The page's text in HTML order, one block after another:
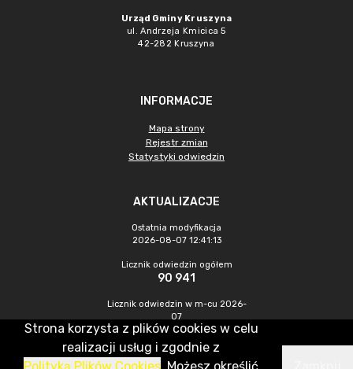
Urząd Gminy Kruszyna
ul. Andrzeja Kmicica 5
42-282 Kruszyna
INFORMACJE
Mapa strony
Rejestr zmian
Statystyki odwiedzin
AKTUALIZACJE
Ostatnia modyfikacja
2026-08-07 12:41:13
Licznik odwiedzin ogółem
90 941
Licznik odwiedzin w m-cu 2026-
07
428
CMS & Hosting: Nefeni Sp. z o.o.
Strona korzysta z plików cookies w celu
realizacji usług i zgodnie z